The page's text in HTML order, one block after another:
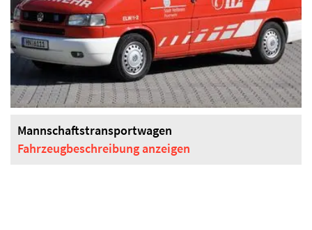
Mannschaftstransportwagen
Fahrzeugbeschreibung anzeigen